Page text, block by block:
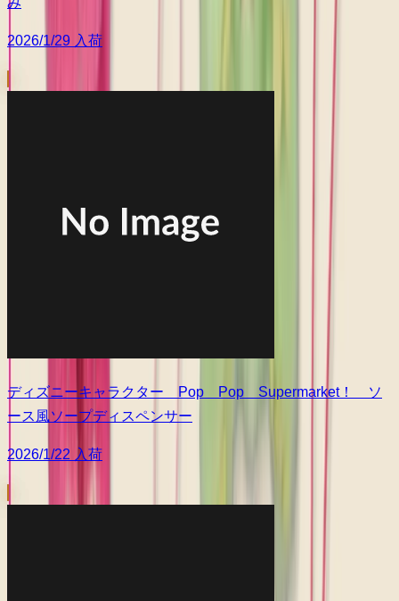
2026/1/29 入荷
ディズニーキャラクター Pop Pop Supermarket！ ソ
ース風ソープディスペンサー
2026/1/22 入荷